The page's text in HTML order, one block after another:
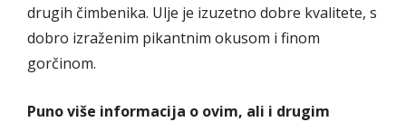
drugih čimbenika. Ulje je izuzetno dobre kvalitete, s
dobro izraženim pikantnim okusom i finom
gorčinom.
Puno više informacija o ovim, ali i drugim